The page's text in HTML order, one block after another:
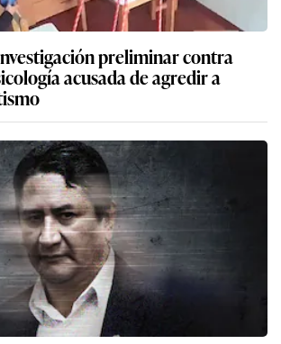
preliminar contra
acusada de agredir a